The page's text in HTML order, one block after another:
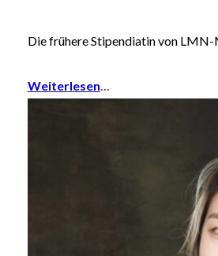
Die frühere Stipendiatin von LMN-
Weiterlesen...